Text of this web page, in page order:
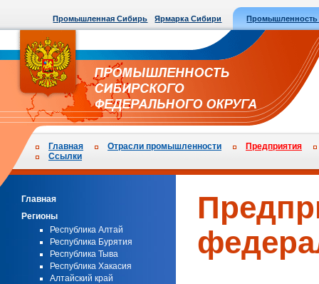
Промышленная Сибирь Ярмарка Сибири
Главная Отрасли промышленности
Предприятия
Ссылки
Главная
Регионы
Республика Алтай
Республика Бурятия
Республика Тыва
Республика Хакасия
Алтайский край